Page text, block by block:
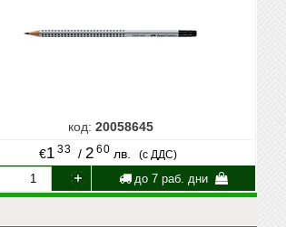
код:20058645
€1 33 / 2 60 лв. (с ДДС)
до 7 раб. дни